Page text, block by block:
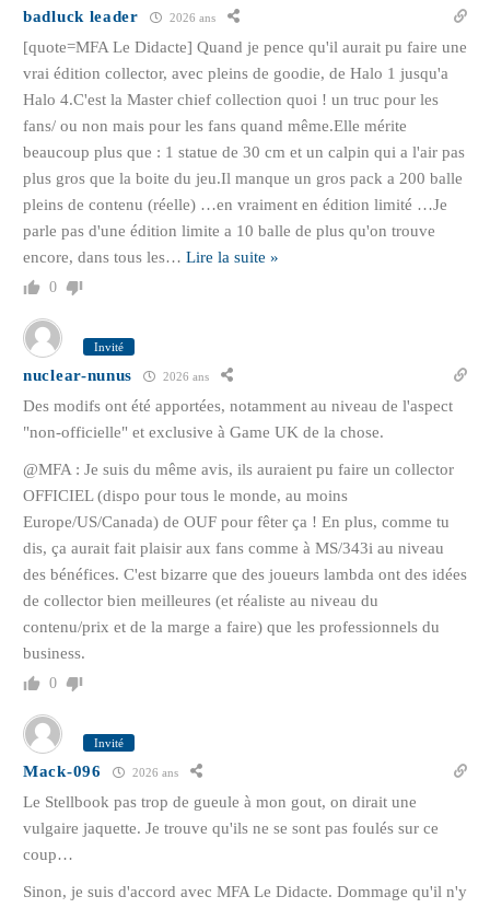
badluck leader 2026 ans
[quote=MFA Le Didacte] Quand je pence qu'il aurait pu faire une
vrai édition collector, avec pleins de goodie, de Halo 1 jusqu'a
Halo 4.C'est la Master chief collection quoi ! un truc pour les
fans/ ou non mais pour les fans quand même.Elle mérite
beaucoup plus que : 1 statue de 30 cm et un calpin qui a l'air pas
plus gros que la boite du jeu.Il manque un gros pack a 200 balle
pleins de contenu (réelle) …en vraiment en édition limité …Je
parle pas d'une édition limite a 10 balle de plus qu'on trouve
encore, dans tous les… Lire la suite »
0
Invité
nuclear-nunus 2026 ans
Des modifs ont été apportées, notamment au niveau de l'aspect
"non-officielle" et exclusive à Game UK de la chose.
@MFA : Je suis du même avis, ils auraient pu faire un collector
OFFICIEL (dispo pour tous le monde, au moins
Europe/US/Canada) de OUF pour fêter ça ! En plus, comme tu
dis, ça aurait fait plaisir aux fans comme à MS/343i au niveau
des bénéfices. C'est bizarre que des joueurs lambda ont des idées
de collector bien meilleures (et réaliste au niveau du
contenu/prix et de la marge a faire) que les professionnels du
business.
0
Invité
Mack-096 2026 ans
Le Stellbook pas trop de gueule à mon gout, on dirait une
vulgaire jaquette. Je trouve qu'ils ne se sont pas foulés sur ce
coup…
Sinon, je suis d'accord avec MFA Le Didacte. Dommage qu'il n'y